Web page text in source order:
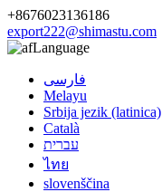
+8676023136186
export222@shimastu.com
Language
فارسی
Melayu
Srbija jezik (latinica)
Català
עברית
ไทย
slovenščina